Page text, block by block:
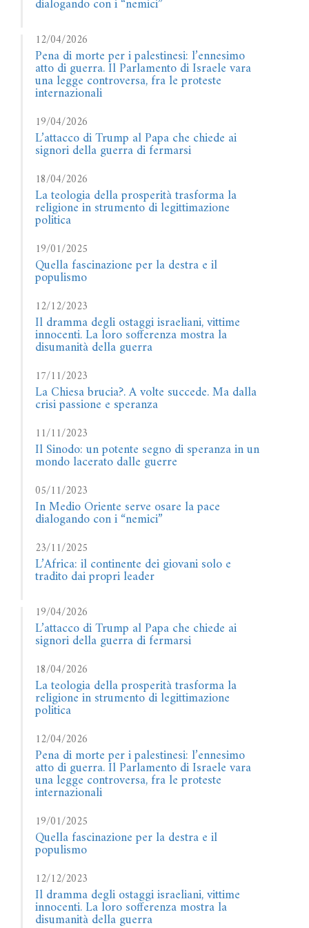
dialogando con i “nemici”
12/04/2026
Pena di morte per i palestinesi: l’ennesimo
atto di guerra. Il Parlamento di Israele vara
una legge controversa, fra le proteste
internazionali
19/04/2026
L’attacco di Trump al Papa che chiede ai
signori della guerra di fermarsi
18/04/2026
La teologia della prosperità trasforma la
religione in strumento di legittimazione
politica
19/01/2025
Quella fascinazione per la destra e il
populismo
12/12/2023
Il dramma degli ostaggi israeliani, vittime
innocenti. La loro sofferenza mostra la
disumanità della guerra
17/11/2023
La Chiesa brucia?. A volte succede. Ma dalla
crisi passione e speranza
11/11/2023
Il Sinodo: un potente segno di speranza in un
mondo lacerato dalle guerre
05/11/2023
In Medio Oriente serve osare la pace
dialogando con i “nemici”
23/11/2025
L’Africa: il continente dei giovani solo e
tradito dai propri leader
19/04/2026
L’attacco di Trump al Papa che chiede ai
signori della guerra di fermarsi
18/04/2026
La teologia della prosperità trasforma la
religione in strumento di legittimazione
politica
12/04/2026
Pena di morte per i palestinesi: l’ennesimo
atto di guerra. Il Parlamento di Israele vara
una legge controversa, fra le proteste
internazionali
19/01/2025
Quella fascinazione per la destra e il
populismo
12/12/2023
Il dramma degli ostaggi israeliani, vittime
innocenti. La loro sofferenza mostra la
disumanità della guerra